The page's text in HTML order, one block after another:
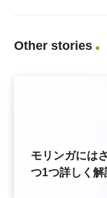
Other stories
モリンガには
つ1つ詳しく解